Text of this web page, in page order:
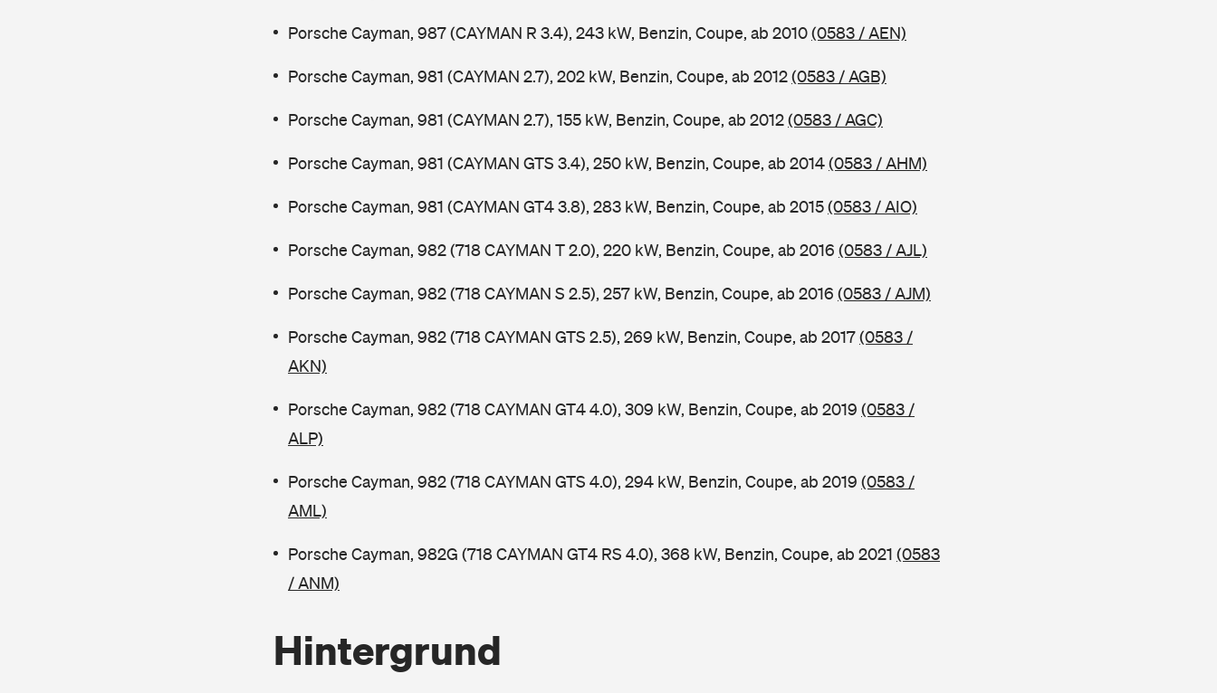
Porsche Cayman, 987 (CAYMAN R 3.4), 243 kW, Benzin, Coupe, ab 2010(0583 / AEN)
Porsche Cayman, 981 (CAYMAN 2.7), 202 kW, Benzin, Coupe, ab 2012(0583 / AGB)
Porsche Cayman, 981 (CAYMAN 2.7), 155 kW, Benzin, Coupe, ab 2012(0583 / AGC)
Porsche Cayman, 981 (CAYMAN GTS 3.4), 250 kW, Benzin, Coupe, ab 2014(0583 / AHM)
Porsche Cayman, 981 (CAYMAN GT4 3.8), 283 kW, Benzin, Coupe, ab 2015(0583 / AIO)
Porsche Cayman, 982 (718 CAYMAN T 2.0), 220 kW, Benzin, Coupe, ab 2016 (0583 / AJL)
Porsche Cayman, 982 (718 CAYMAN S 2.5), 257 kW, Benzin, Coupe, ab 2016 (0583 / AJM)
Porsche Cayman, 982 (718 CAYMAN GTS 2.5), 269 kW, Benzin, Coupe, ab 2017(0583 /
AKN)
Porsche Cayman, 982 (718 CAYMAN GT4 4.0), 309 kW, Benzin, Coupe, ab 2019 (0583 /
ALP)
Porsche Cayman, 982 (718 CAYMAN GTS 4.0), 294 kW, Benzin, Coupe, ab 2019 (0583 /
AML)
Porsche Cayman, 982G (718 CAYMAN GT4 RS 4.0), 368 kW, Benzin, Coupe, ab 2021 (0583
/ ANM)
Hintergrund